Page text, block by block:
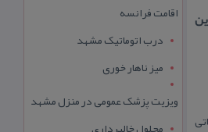
اقامت فرانسه
درب اتوماتیک مشهد
میز ناهار خوری
ویزیت پزشک عمومی در منزل مشهد